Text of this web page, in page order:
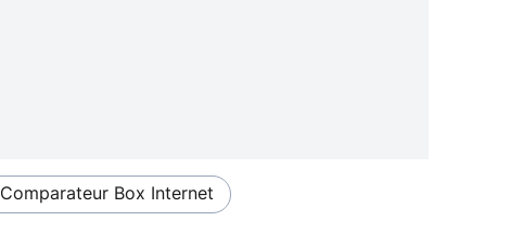
Comparateur Box Internet